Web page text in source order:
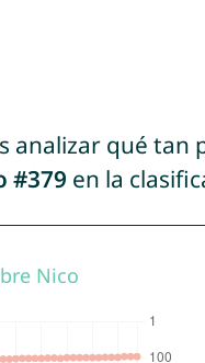
analizar qué tan
#379 en la